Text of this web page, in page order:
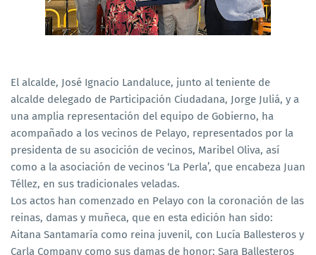
El alcalde, José Ignacio Landaluce, junto al teniente de
alcalde delegado de Participación Ciudadana, Jorge Juliá, y a
una amplia representación del equipo de Gobierno, ha
acompañado a los vecinos de Pelayo, representados por la
presidenta de su asocición de vecinos, Maribel Oliva, así
como a la asociación de vecinos ‘La Perla’, que encabeza Juan
Téllez, en sus tradicionales veladas.
Los actos han comenzado en Pelayo con la coronación de las
reinas, damas y muñeca, que en esta edición han sido:
Aitana Santamaría como reina juvenil, con Lucía Ballesteros y
Carla Company como sus damas de honor; Sara Ballesteros